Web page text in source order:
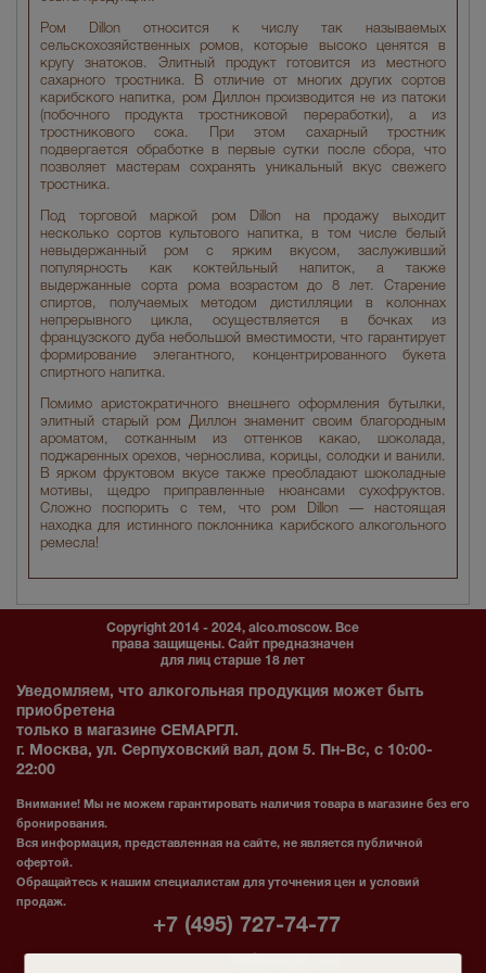
Ром Dillon относится к числу так называемых
сельскохозяйственных ромов, которые высоко ценятся в
кругу знатоков. Элитный продукт готовится из местного
сахарного тростника. В отличие от многих других сортов
карибского напитка, ром Диллон производится не из патоки
(побочного продукта тростниковой переработки), а из
тростникового сока. При этом сахарный тростник
подвергается обработке в первые сутки после сбора, что
позволяет мастерам сохранять уникальный вкус свежего
тростника.
Под торговой маркой ром Dillon на продажу выходит
несколько сортов культового напитка, в том числе белый
невыдержанный ром с ярким вкусом, заслуживший
популярность как коктейльный напиток, а также
выдержанные сорта рома возрастом до 8 лет. Старение
спиртов, получаемых методом дистилляции в колоннах
непрерывного цикла, осуществляется в бочках из
французского дуба небольшой вместимости, что гарантирует
формирование элегантного, концентрированного букета
спиртного напитка.
Помимо аристократичного внешнего оформления бутылки,
элитный старый ром Диллон знаменит своим благородным
ароматом, сотканным из оттенков какао, шоколада,
поджаренных орехов, чернослива, корицы, солодки и ванили.
В ярком фруктовом вкусе также преобладают шоколадные
мотивы, щедро приправленные нюансами сухофруктов.
Сложно поспорить с тем, что ром Dillon — настоящая
находка для истинного поклонника карибского алкогольного
ремесла!
Copyright 2014 - 2024, alco.moscow. Все
права защищены. Сайт предназначен
для лиц старше 18 лет
Уведомляем, что алкогольная продукция может быть
приобретена
только в магазине СЕМАРГЛ.
г. Москва, ул. Серпуховский вал, дом 5. Пн-Вс, с 10:00-
22:00
Внимание! Мы не можем гарантировать наличия товара в магазине без его
бронирования.
Вся информация, представленная на сайте, не является публичной
офертой.
Обращайтесь к нашим специалистам для уточнения цен и условий
продаж.
+7 (495) 727-74-77